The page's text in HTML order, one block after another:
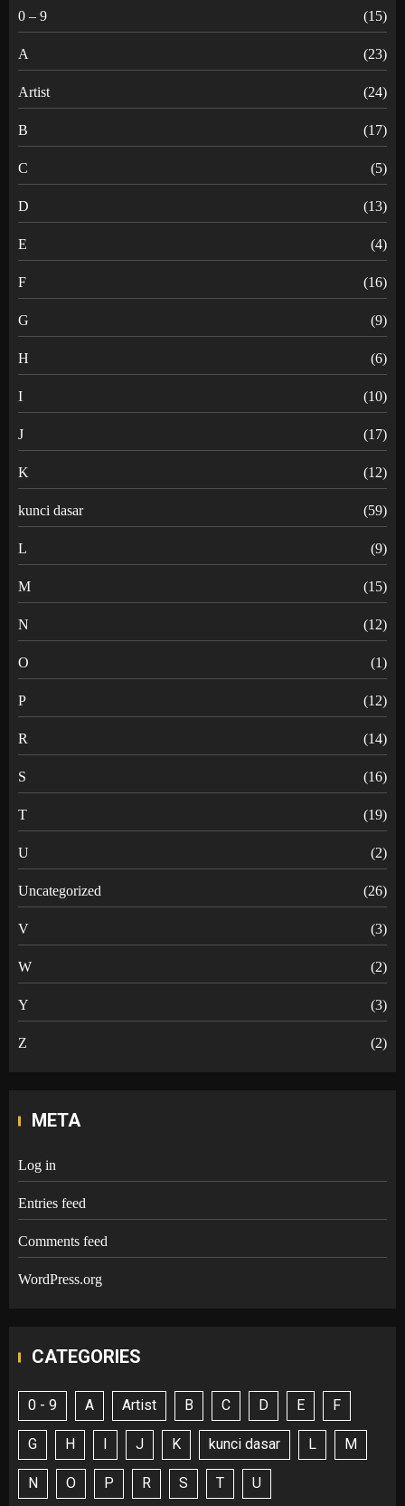
0 – 9 (15)
A (23)
Artist (24)
B (17)
C (5)
D (13)
E (4)
F (16)
G (9)
H (6)
I (10)
J (17)
K (12)
kunci dasar (59)
L (9)
M (15)
N (12)
O (1)
P (12)
R (14)
S (16)
T (19)
U (2)
Uncategorized (26)
V (3)
W (2)
Y (3)
Z (2)
META
Log in
Entries feed
Comments feed
WordPress.org
CATEGORIES
0 - 9 A Artist B C D E F
G H I J K kunci dasar L M
N O P R S T U